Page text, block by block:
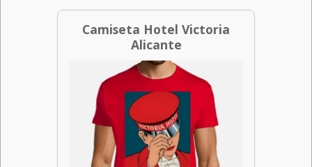
Camiseta Hotel Victoria
Alicante